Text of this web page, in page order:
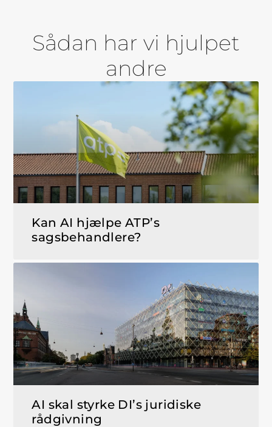
Sådan har vi hjulpet
andre
Kan AI hjælpe ATP’s
sagsbehandlere?
AI skal styrke DI’s juridiske
rådgivning